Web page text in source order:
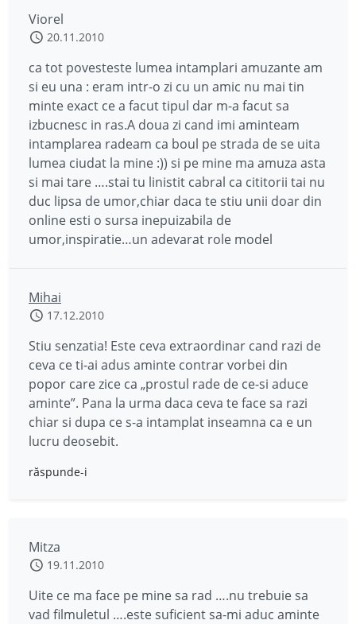
Viorel
20.11.2010
ca tot povesteste lumea intamplari amuzante am
si eu una : eram intr-o zi cu un amic nu mai tin
minte exact ce a facut tipul dar m-a facut sa
izbucnesc in ras.A doua zi cand imi aminteam
intamplarea radeam ca boul pe strada de se uita
lumea ciudat la mine :)) si pe mine ma amuza asta
si mai tare ….stai tu linistit cabral ca cititorii tai nu
duc lipsa de umor,chiar daca te stiu unii doar din
online esti o sursa inepuizabila de
umor,inspiratie…un adevarat role model
Mihai
17.12.2010
Stiu senzatia! Este ceva extraordinar cand razi de
ceva ce ti-ai adus aminte contrar vorbei din
popor care zice ca „prostul rade de ce-si aduce
aminte”. Pana la urma daca ceva te face sa razi
chiar si dupa ce s-a intamplat inseamna ca e un
lucru deosebit.
răspunde-i
Mitza
19.11.2010
Uite ce ma face pe mine sa rad ….nu trebuie sa
vad filmuletul ….este suficient sa-mi aduc aminte